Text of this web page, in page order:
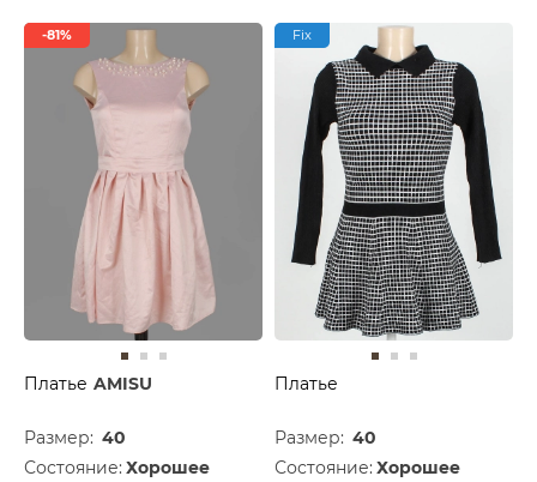
-81%
Платье AMISU
Размер: 40
Состояние: Хорошее
Fix
Платье
Размер: 40
Состояние: Хорошее